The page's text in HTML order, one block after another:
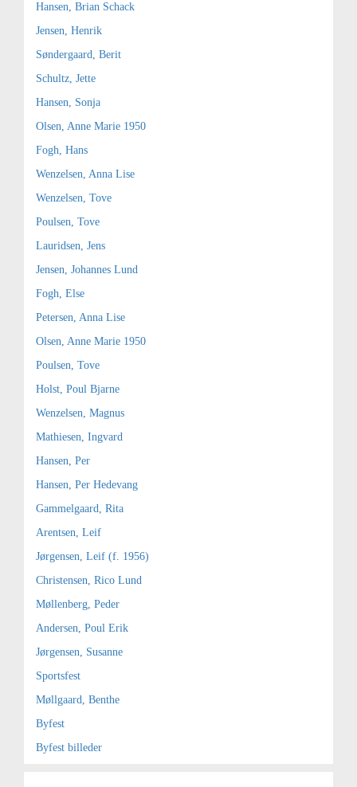
Hansen, Brian Schack
Jensen, Henrik
Søndergaard, Berit
Schultz, Jette
Hansen, Sonja
Olsen, Anne Marie 1950
Fogh, Hans
Wenzelsen, Anna Lise
Wenzelsen, Tove
Poulsen, Tove
Lauridsen, Jens
Jensen, Johannes Lund
Fogh, Else
Petersen, Anna Lise
Olsen, Anne Marie 1950
Poulsen, Tove
Holst, Poul Bjarne
Wenzelsen, Magnus
Mathiesen, Ingvard
Hansen, Per
Hansen, Per Hedevang
Gammelgaard, Rita
Arentsen, Leif
Jørgensen, Leif (f. 1956)
Christensen, Rico Lund
Møllenberg, Peder
Andersen, Poul Erik
Jørgensen, Susanne
Sportsfest
Møllgaard, Benthe
Byfest
Byfest billeder